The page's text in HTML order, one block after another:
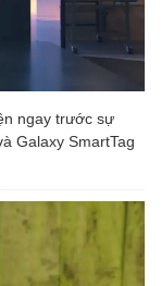
ngay trước sự
Galaxy SmartTag